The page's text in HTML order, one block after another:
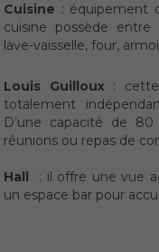
Cuisine : équipement
cuisine possède
lave-vaisselle, four,
Louis Guilloux: cette
totalement
D’une capacité de
réunions ou repas de
Hall
: il offre une vue
un espace bar pour